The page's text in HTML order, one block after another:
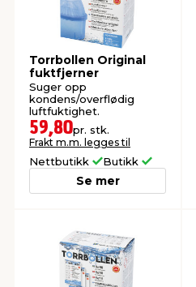
Torrbollen Original
fuktfjerner
Suger opp
kondens/overflødig
luftfuktighet.
59,80pr. stk.
Frakt m.m. legges til
Nettbutikk Butikk
Se mer